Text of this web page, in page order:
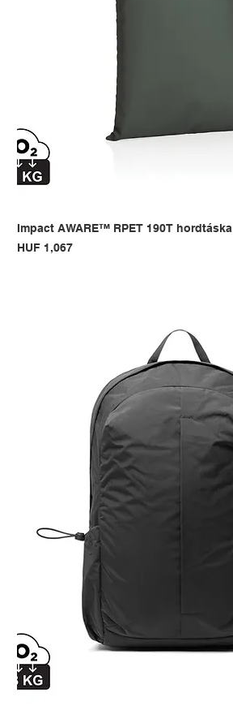
Impact AWARE™ RPET 190T hordtáska
Price
HUF 1,067